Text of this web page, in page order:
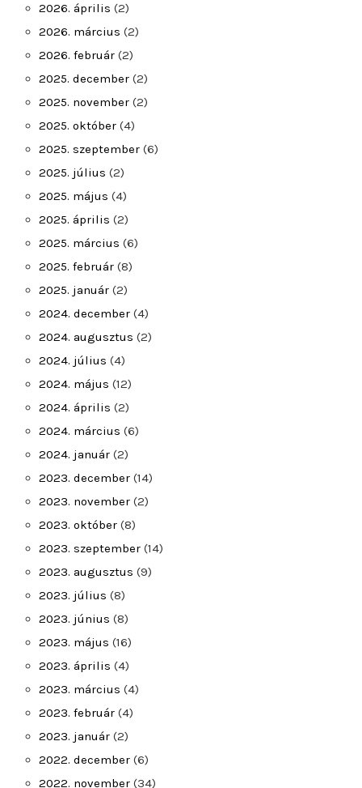
2026. április (2)
2026. március (2)
2026. február (2)
2025. december (2)
2025. november (2)
2025. október (4)
2025. szeptember (6)
2025. július (2)
2025. május (4)
2025. április (2)
2025. március (6)
2025. február (8)
2025. január (2)
2024. december (4)
2024. augusztus (2)
2024. július (4)
2024. május (12)
2024. április (2)
2024. március (6)
2024. január (2)
2023. december (14)
2023. november (2)
2023. október (8)
2023. szeptember (14)
2023. augusztus (9)
2023. július (8)
2023. június (8)
2023. május (16)
2023. április (4)
2023. március (4)
2023. február (4)
2023. január (2)
2022. december (6)
2022. november (34)